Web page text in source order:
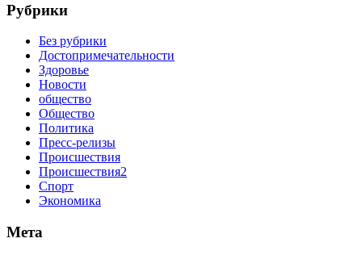
Рубрики
Без рубрики
Достопримечательности
Здоровье
Новости
общество
Общество
Политика
Пресс-релизы
Происшествия
Происшествия2
Спорт
Экономика
Мета